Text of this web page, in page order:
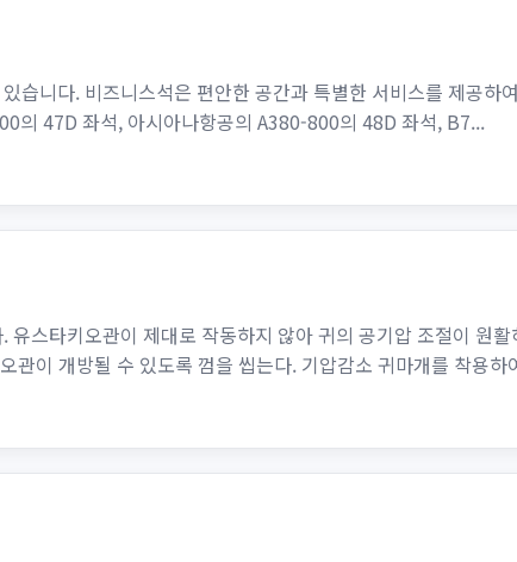
습니다. 비즈니스석은 편안한 공간과 특별한 서비스를 제공하
의 47D 좌석, 아시아나항공의 A380-800의 48D 좌석, B7...
스타키오관이 제대로 작동하지 않아 귀의 공기압 조절이 원
이 개방될 수 있도록 껌을 씹는다. 기압감소 귀마개를 착용하